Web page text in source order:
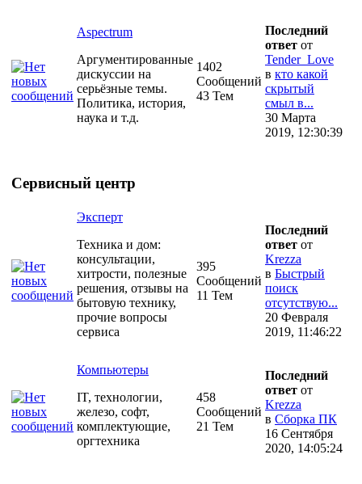
Aspectrum
Аргументированные
дискуссии на
серьёзные темы.
Политика, история,
наука и т.д.
1402
Сообщений
43 Тем
Последний
ответ от
Tender_Love
в кто какой
скрытый
смыл в...
30 Марта
2019, 12:30:39
Сервисный центр
Эксперт
Техника и дом:
консультации,
хитрости, полезные
решения, отзывы на
бытовую технику,
прочие вопросы
сервиса
395
Сообщений
11 Тем
Последний
ответ от
Krezza
в Быстрый
поиск
отсутствую...
20 Февраля
2019, 11:46:22
Компьютеры
IT, технологии,
железо, софт,
комплектующие,
оргтехника
458
Сообщений
21 Тем
Последний
ответ от
Krezza
в Сборка ПК
16 Сентября
2020, 14:05:24